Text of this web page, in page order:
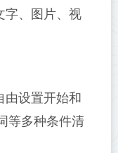
字、图片、视
由设置开始和
等多种条件清